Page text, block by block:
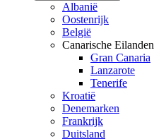
Albanië
Oostenrijk
België
Canarische Eilanden
Gran Canaria
Lanzarote
Tenerife
Kroatië
Denemarken
Frankrijk
Duitsland